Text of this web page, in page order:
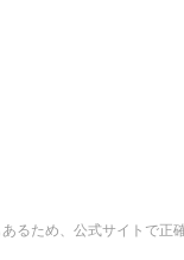
るため、公式サイトで正